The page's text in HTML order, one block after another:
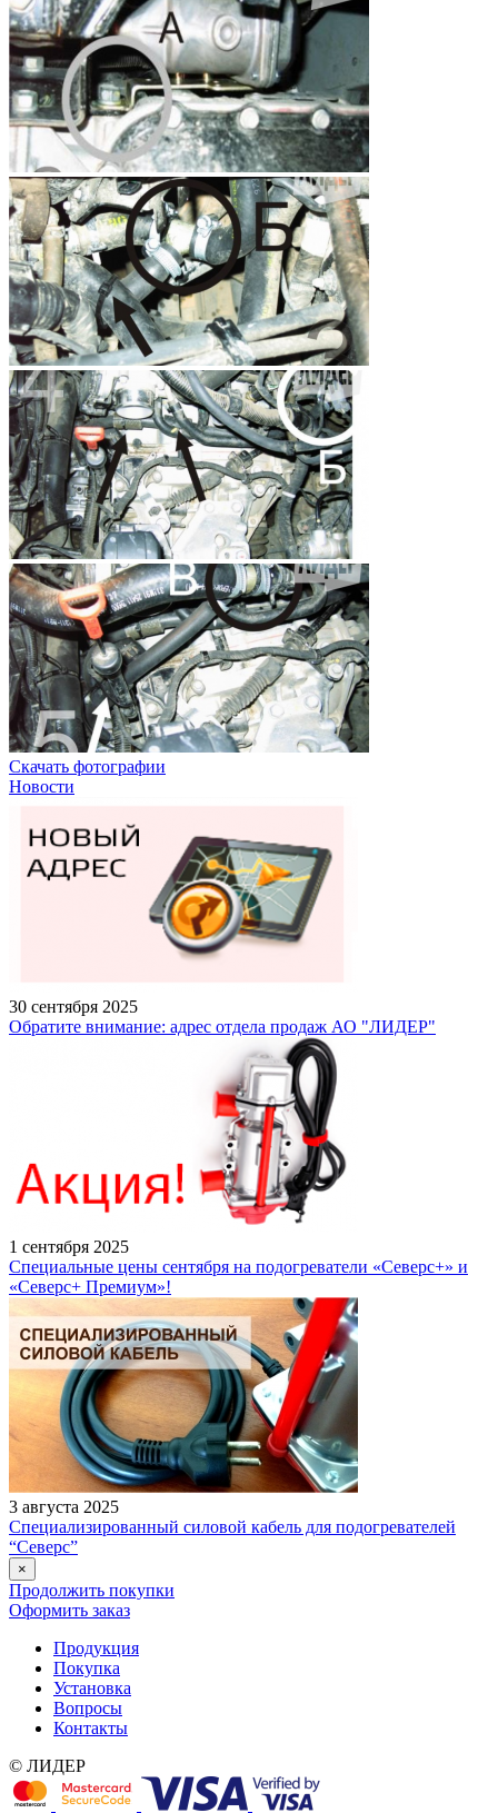
Скачать фотографии
Новости
30 сентября 2025
Обратите внимание: адрес отдела продаж АО "ЛИДЕР"
1 сентября 2025
Специальные цены сентября на подогреватели «Северс+» и
«Северс+ Премиум»!
3 августа 2025
Специализированный силовой кабель для подогревателей
“Северс”
×
Продолжить покупки
Оформить заказ
Продукция
Покупка
Установка
Вопросы
Контакты
© ЛИДЕР